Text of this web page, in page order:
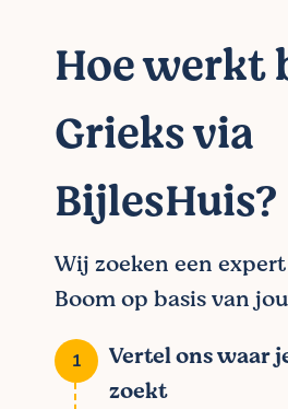
Hoe werkt
Grieks via
BijlesHuis?
Wij zoeken een
Boom op basis van
Vertel ons waar
zoekt